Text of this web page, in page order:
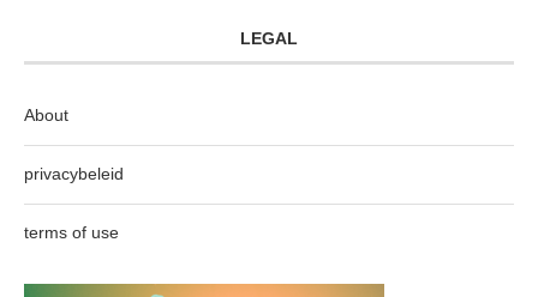
LEGAL
About
privacybeleid
terms of use